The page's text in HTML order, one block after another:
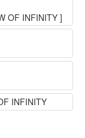
OF INFINITY ]
INFINITY